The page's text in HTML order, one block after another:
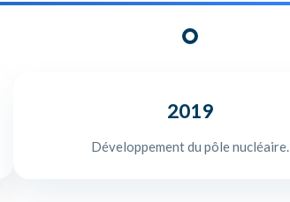
2019
Développement du pôle nucléaire.